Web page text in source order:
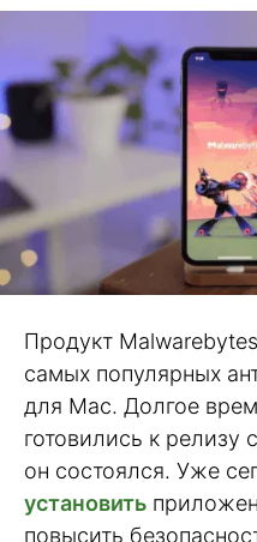
Продукт
самых популярных
для Mac. Долгое
готовились к релизу
он состоялся. Уже
установить
повысить